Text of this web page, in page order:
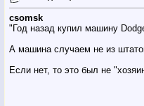
csomsk
"Год назад купил машину
А машина случаем не из
Если нет, то это был не